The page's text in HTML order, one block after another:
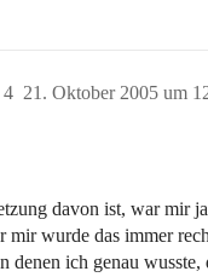
21. Oktober 2005 um
4
davon ist, war mir
mir wurde das immer
denen ich genau wusste,